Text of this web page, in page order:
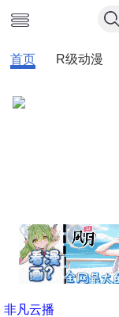
首页 R级动漫
非凡云播